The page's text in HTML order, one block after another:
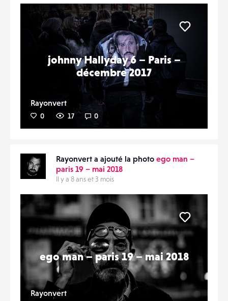
johnny Hallyday 6 – Paris –
décembre 2017
Rayonvert
0 17 0
Rayonvert a ajouté la photo ego man –
paris 19 – mai 2018
Il y a 8 ans et 3 mois
ego man – paris 19 – mai 2018
Rayonvert